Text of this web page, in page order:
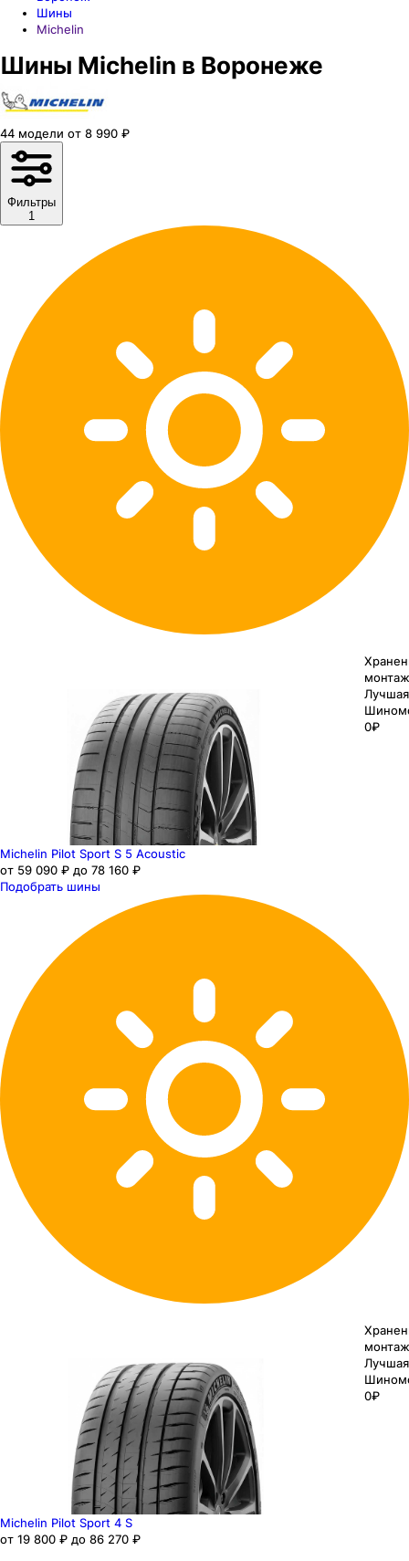
Шины
Michelin
Шины Michelin в Воронеже
44 модели от 8 990 ₽
Фильтры
1
0₽
Michelin Pilot Sport S 5 Acoustic
от 59 090 ₽ до 78 160 ₽
Подобрать шины
0₽
Michelin Pilot Sport 4 S
от 19 800 ₽ до 86 270 ₽